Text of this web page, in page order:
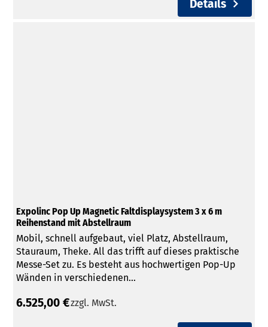
Details
Expolinc Pop Up Magnetic Faltdisplaysystem 3 x 6 m
Reihenstand mit Abstellraum
Mobil, schnell aufgebaut, viel Platz, Abstellraum,
Stauraum, Theke. All das trifft auf dieses praktische
Messe-Set zu. Es besteht aus hochwertigen Pop-Up
Wänden in verschiedenen...
6.525,00 €zzgl. MwSt.